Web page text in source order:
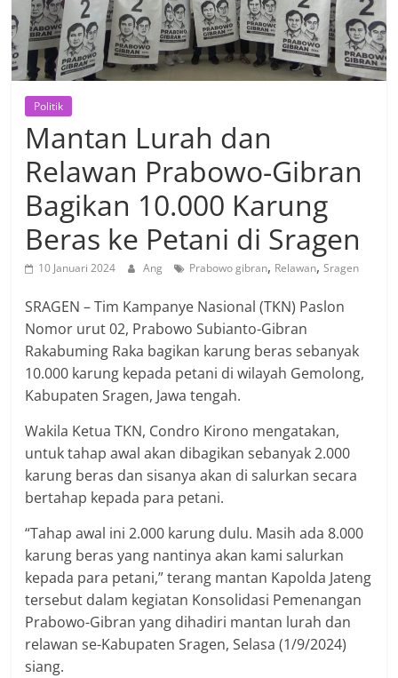
Politik
Mantan Lurah dan
Relawan Prabowo-Gibran
Bagikan 10.000 Karung
Beras ke Petani di Sragen
10 Januari 2024 Ang Prabowo gibran, Relawan,Sragen
SRAGEN – Tim Kampanye Nasional (TKN) Paslon
Nomor urut 02, Prabowo Subianto-Gibran
Rakabuming Raka bagikan karung beras sebanyak
10.000 karung kepada petani di wilayah Gemolong,
Kabupaten Sragen, Jawa tengah.
Wakila Ketua TKN, Condro Kirono mengatakan,
untuk tahap awal akan dibagikan sebanyak 2.000
karung beras dan sisanya akan di salurkan secara
bertahap kepada para petani.
“Tahap awal ini 2.000 karung dulu. Masih ada 8.000
karung beras yang nantinya akan kami salurkan
kepada para petani,” terang mantan Kapolda Jateng
tersebut dalam kegiatan Konsolidasi Pemenangan
Prabowo-Gibran yang dihadiri mantan lurah dan
relawan se-Kabupaten Sragen, Selasa (1/9/2024)
siang.